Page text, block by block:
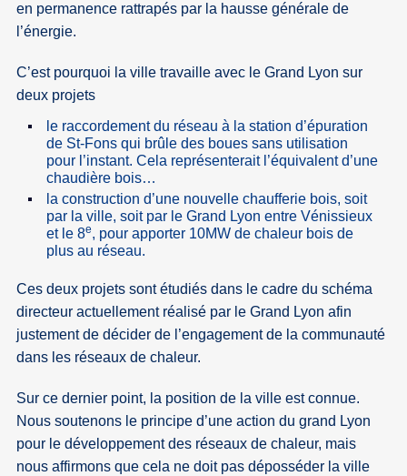
en permanence rattrapés par la hausse générale de
l’énergie.
C’est pourquoi la ville travaille avec le Grand Lyon sur
deux projets
le raccordement du réseau à la station d’épuration
de St-Fons qui brûle des boues sans utilisation
pour l’instant. Cela représenterait l’équivalent d’une
chaudière bois…
la construction d’une nouvelle chaufferie bois, soit
par la ville, soit par le Grand Lyon entre Vénissieux
et le 8e, pour apporter 10MW de chaleur bois de
plus au réseau.
Ces deux projets sont étudiés dans le cadre du schéma
directeur actuellement réalisé par le Grand Lyon afin
justement de décider de l’engagement de la communauté
dans les réseaux de chaleur.
Sur ce dernier point, la position de la ville est connue.
Nous soutenons le principe d’une action du grand Lyon
pour le développement des réseaux de chaleur, mais
nous affirmons que cela ne doit pas déposséder la ville